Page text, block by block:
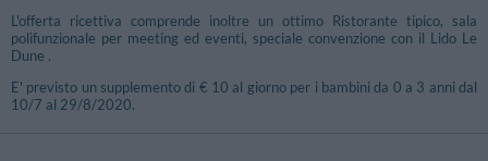
L'offerta ricettiva comprende inoltre un ottimo Ristorante tipico, sala
polifunzionale per meeting ed eventi, speciale convenzione con il Lido Le
Dune .
E' previsto un supplemento di € 10 al giorno per i bambini da 0 a 3 anni dal
10/7 al 29/8/2020.